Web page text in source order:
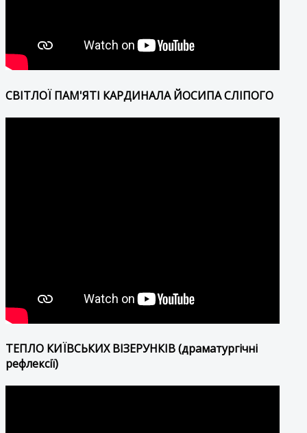
СВІТЛОЇ ПАМ'ЯТІ КАРДИНАЛА ЙОСИПА СЛІПОГО
ТЕПЛО КИЇВСЬКИХ ВІЗЕРУНКІВ (драматургічні
рефлексії)